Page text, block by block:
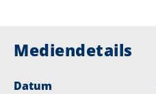
Mediendetails
Datum